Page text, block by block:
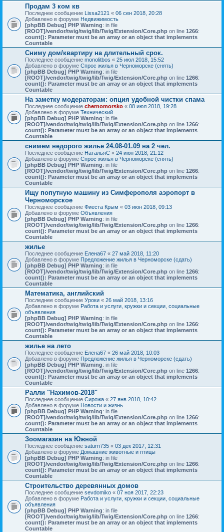
Продам 3 ком кв
Последнее сообщение Lissa2121 « 06 сен 2018, 20:28
Добавлено в форуме Недвижимость
[phpBB Debug] PHP Warning: in file
[ROOT]/vendor/twig/twig/lib/Twig/Extension/Core.php on line 1266:
count(): Parameter must be an array or an object that implements
Countable
Сниму дом/квартиру на длительный срок.
Последнее сообщение monolitbos « 25 июл 2018, 15:52
Добавлено в форуме Спрос жилья в Черноморске (снять)
[phpBB Debug] PHP Warning: in file
[ROOT]/vendor/twig/twig/lib/Twig/Extension/Core.php on line 1266:
count(): Parameter must be an array or an object that implements
Countable
На заметку модераторам: опция удобной чистки спама
Последнее сообщение chernomorsko « 08 июл 2018, 19:28
Добавлено в форуме Технический
[phpBB Debug] PHP Warning: in file
[ROOT]/vendor/twig/twig/lib/Twig/Extension/Core.php on line 1266:
count(): Parameter must be an array or an object that implements
Countable
снимем недорого жилье 24.08-01.09 на 2 чел.
Последнее сообщение НатальяС « 24 июн 2018, 21:12
Добавлено в форуме Спрос жилья в Черноморске (снять)
[phpBB Debug] PHP Warning: in file
[ROOT]/vendor/twig/twig/lib/Twig/Extension/Core.php on line 1266:
count(): Parameter must be an array or an object that implements
Countable
Ищу попутную машину из Симферополя аэропорт в
Черноморское
Последнее сообщение Фиеста Крым « 03 июн 2018, 09:13
Добавлено в форуме Объявления
[phpBB Debug] PHP Warning: in file
[ROOT]/vendor/twig/twig/lib/Twig/Extension/Core.php on line 1266:
count(): Parameter must be an array or an object that implements
Countable
жилье
Последнее сообщение Елена67 « 27 май 2018, 11:20
Добавлено в форуме Предложение жилья в Черноморске (сдать)
[phpBB Debug] PHP Warning: in file
[ROOT]/vendor/twig/twig/lib/Twig/Extension/Core.php on line 1266:
count(): Parameter must be an array or an object that implements
Countable
Математика, английский
Последнее сообщение Уроки « 26 май 2018, 13:16
Добавлено в форуме Работа и услуги, кружки и секции, социальные
объявления
[phpBB Debug] PHP Warning: in file
[ROOT]/vendor/twig/twig/lib/Twig/Extension/Core.php on line 1266:
count(): Parameter must be an array or an object that implements
Countable
жилье на лето
Последнее сообщение Елена67 « 26 май 2018, 10:03
Добавлено в форуме Предложение жилья в Черноморске (сдать)
[phpBB Debug] PHP Warning: in file
[ROOT]/vendor/twig/twig/lib/Twig/Extension/Core.php on line 1266:
count(): Parameter must be an array or an object that implements
Countable
Ралли "Нахимов-2018"
Последнее сообщение Сирожа « 27 янв 2018, 10:42
Добавлено в форуме Новости и жизнь
[phpBB Debug] PHP Warning: in file
[ROOT]/vendor/twig/twig/lib/Twig/Extension/Core.php on line 1266:
count(): Parameter must be an array or an object that implements
Countable
Зоомагазин на Южной
Последнее сообщение saturn735 « 03 дек 2017, 12:31
Добавлено в форуме Домашние животные и птицы
[phpBB Debug] PHP Warning: in file
[ROOT]/vendor/twig/twig/lib/Twig/Extension/Core.php on line 1266:
count(): Parameter must be an array or an object that implements
Countable
Строительство деревянных домов
Последнее сообщение sevdomiko « 07 ноя 2017, 22:23
Добавлено в форуме Работа и услуги, кружки и секции, социальные
объявления
[phpBB Debug] PHP Warning: in file
[ROOT]/vendor/twig/twig/lib/Twig/Extension/Core.php on line 1266:
count(): Parameter must be an array or an object that implements
Countable